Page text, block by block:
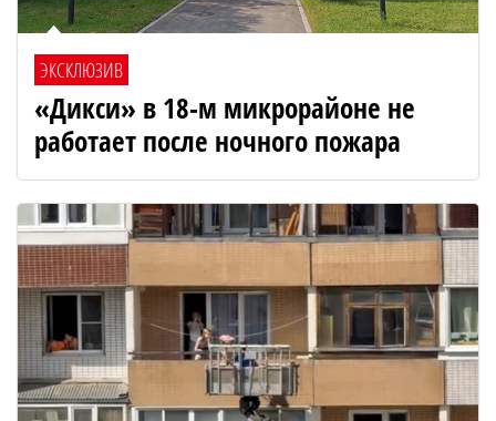
ЭКСКЛЮЗИВ
«Дикси» в 18-м микрорайоне не
работает после ночного пожара